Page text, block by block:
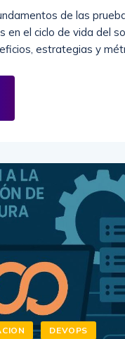
de las
en el ciclo de vida del
estrategias y
DEVOPS